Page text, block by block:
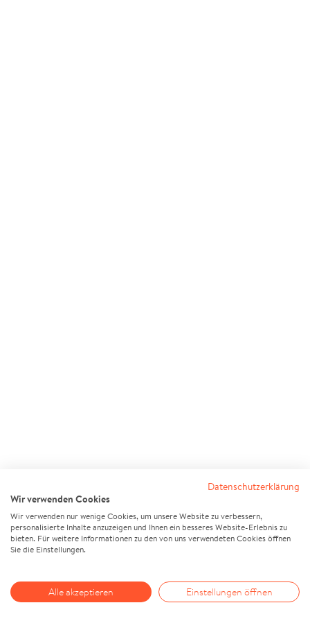
Datenschutzerklärung
Wir verwenden Cookies
Wir verwenden nur wenige Cookies, um unsere Website zu verbessern,
personalisierte Inhalte anzuzeigen und Ihnen ein besseres Website-Erlebnis zu
bieten. Für weitere Informationen zu den von uns verwendeten Cookies öffnen
Sie die Einstellungen.
Alle akzeptieren Einstellungen öffnen